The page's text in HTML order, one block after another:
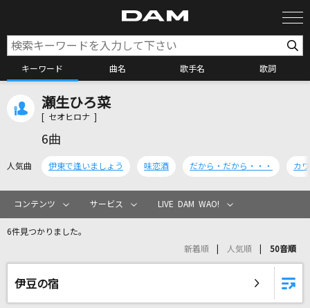
キーワード 曲名 歌手名 歌詞
カラオケリクエスト
瀬生ひろ菜
[ セオヒロナ ]
6曲
人気曲 伊東で逢いましょう 味恋酒 だから・だから・・・ カ
コンテンツ サービス LIVE DAM WAO!
6件見つかりました。
新着順 人気順 50音順
伊豆の宿